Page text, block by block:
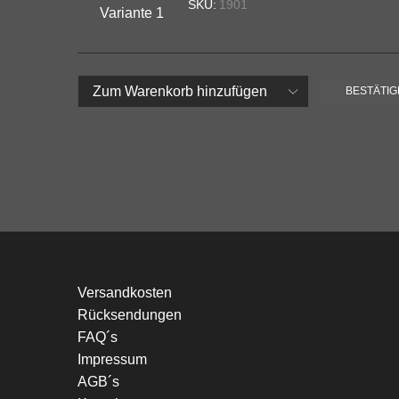
SKU: 1901
Versandkosten
Rücksendungen
FAQ´s
Impressum
AGB´s